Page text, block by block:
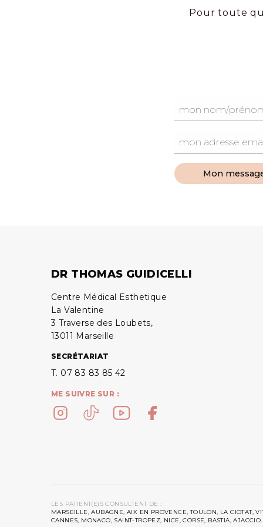
Pour toute
Mon
DR THOMAS GUIDICELLI
Centre Médical Esthetique
La Valentine
3 Traverse des Loubets,
13011 Marseille
SECRÉTARIAT
T. 07 83 83 85 42
ME SUIVRE SUR :
LES PATIENT(E)S CONSULTENT DE :
MARSEILLE, AUBAGNE, AIX EN PROVENCE, TOULON, LA CIOTAT,
CANNES, MONACO, SAINT-TROPEZ, NICE, CORSE, BASTIA, AJACCIO.